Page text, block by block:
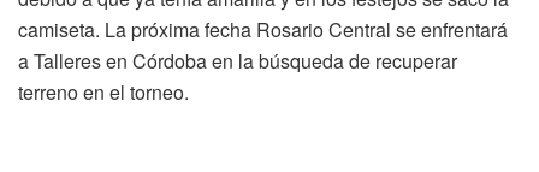
camiseta. La próxima fecha Rosario Central se enfrentará
a Talleres en Córdoba en la búsqueda de recuperar
terreno en el torneo.